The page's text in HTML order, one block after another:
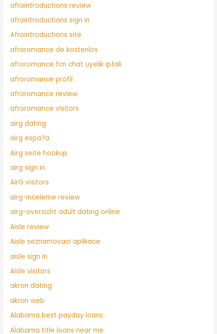
afrointroductions review
afrointroductions sign in
Afrointroductions site
afroromance de kostenlos
afroromance fcn chat uyelik iptali
afroromance profil
afroromance review
afroromance visitors
airg dating
airg espa?a
Airg seite hookup
airg sign in
AirG visitors
airg-inceleme review
airg-overzicht adult dating online
Aisle review
Aisle seznamovaci aplikace
aisle sign in
Aisle visitors
akron dating
akron web
Alabama best payday loans
Alabama title loans near me